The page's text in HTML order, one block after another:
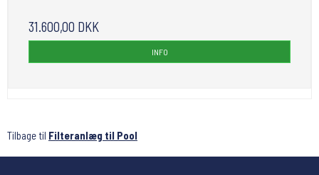
31.600,00 DKK
INFO
Tilbage til Filteranlæg til Pool